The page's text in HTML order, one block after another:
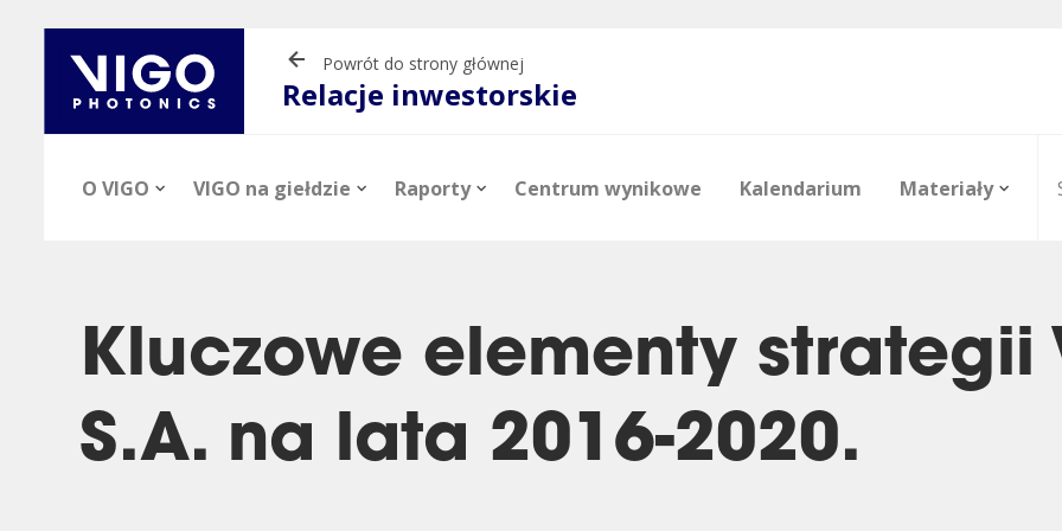
Powrót do strony głównej
Relacje inwestorskie
O VIGO
Aktualności
Profil firmy Akcjonariat
VIGO na giełdzie
Informacje o akcjach Notowania Raporty analityczne
Raporty
Raporty okresowe Raporty bieżące
Centrum wynikowe Kalendarium Materiały
Prezentacje Materiały video Zdjęcia
Kluczowe elementy strategii
S.A. na lata 2016-2020.